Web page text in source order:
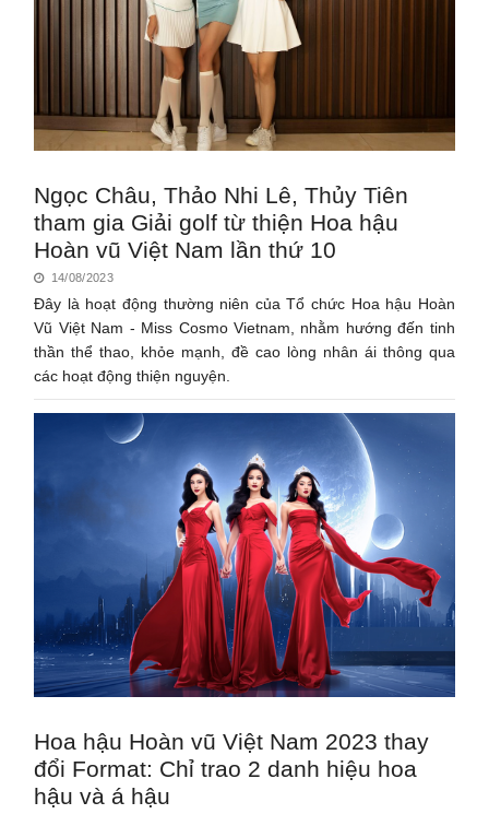
Ngọc Châu, Thảo Nhi Lê, Thủy Tiên
tham gia Giải golf từ thiện Hoa hậu
Hoàn vũ Việt Nam lần thứ 10
14/08/2023
Đây là hoạt động thường niên của Tổ chức Hoa hậu Hoàn
Vũ Việt Nam - Miss Cosmo Vietnam, nhằm hướng đến tinh
thần thể thao, khỏe mạnh, đề cao lòng nhân ái thông qua
các hoạt động thiện nguyện.
Hoa hậu Hoàn vũ Việt Nam 2023 thay
đổi Format: Chỉ trao 2 danh hiệu hoa
hậu và á hậu